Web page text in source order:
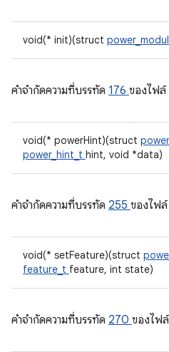
void(* init)(struct
คําจํากัดความที่บรรทัด 176 ของไฟล์
void(* powerHint)(struct
power_hint_t hint, void *data)
คําจํากัดความที่บรรทัด 255 ของไฟล์
void(* setFeature)(struct
feature_t feature, int state)
คําจํากัดความที่บรรทัด 270 ของไฟล์